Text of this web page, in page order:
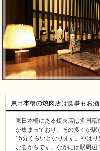
東日本橋の焼肉店は食事もお
東日本橋にある焼肉店は多国
が集まっており、その多くが駅
15分くらいとなります。やは
なるからです。なかには駅周